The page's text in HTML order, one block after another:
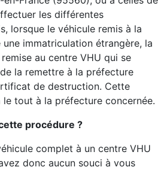
les différentes
lorsque le véhicule remis à la
immatriculation étrangère, la
au centre VHU qui se
la remettre à la préfecture
de destruction. Cette
tout à la préfecture concernée.
procédure ?
complet à un centre VHU
donc aucun souci à vous